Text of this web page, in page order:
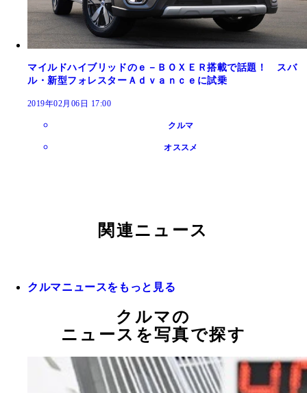
マイルドハイブリッドのｅ－ＢＯＸＥＲ搭載で話題！ スバ
ル・新型フォレスターＡｄｖａｎｃｅに試乗
2019年02月06日 17:00
クルマ
オススメ
関連ニュース
クルマニュースをもっと見る
クルマの
ニュースを写真で探す